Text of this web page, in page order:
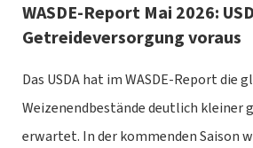
WASDE-Report Mai 2026:
Getreideversorgung voraus
Das USDA hat im WASDE-Report die
Weizenendbestände deutlich kleiner
erwartet. In der kommenden Saison